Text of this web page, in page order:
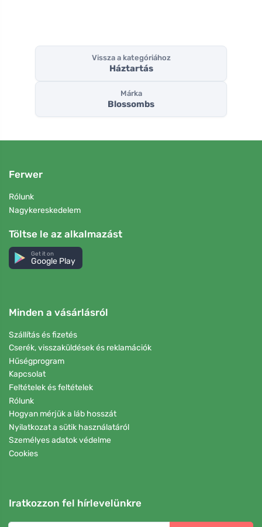
Vissza a kategóriához
Háztartás
Márka
Blossombs
Ferwer
Rólunk
Nagykereskedelem
Töltse le az alkalmazást
Get it on
Google Play
Minden a vásárlásról
Szállítás és fizetés
Cserék, visszaküldések és reklamációk
Hűségprogram
Kapcsolat
Feltételek és feltételek
Rólunk
Hogyan mérjük a láb hosszát
Nyilatkozat a sütik használatáról
Személyes adatok védelme
Cookies
Iratkozzon fel hírlevelünkre